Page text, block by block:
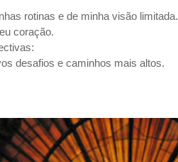
rotinas e de minha visão limitada.
coração.
desafios e caminhos mais altos.